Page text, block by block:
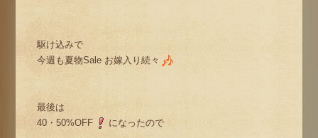
駆け込みで
今週も夏物Sale お嫁入り続々
最後は
40・50%OFF
になったので